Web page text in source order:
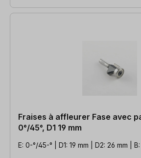
Fraises à affleurer Fase avec
0°/45°, D1 19 mm
E: 0-°/45-° | D1: 19 mm | D2: 26 mm |